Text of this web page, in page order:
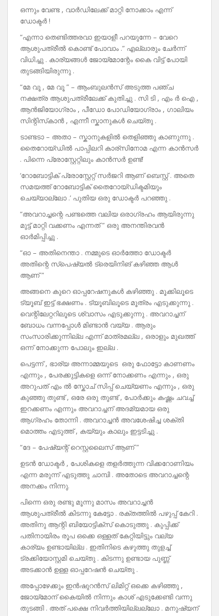
ഒന്നും വേണ്ട , വാർഡിലേക്ക് മാറ്റി നോക്കാം എന്ന്
ഡോക്ടർ !
“എന്നാ തെണ്ടിത്തരവാ ഇയാളീ പറയുന്നേ – വേറെ
ആശുപത്രീൽ കൊണ്ട് പോവാം .” എല്ലാരും ചേർന്ന്
വിധിച്ചു . കാര്യങ്ങൾ ജോയ്മോന്റേം കൈ വിട്ട് പോയി
തുടങ്ങിയിരുന്നു .
“മേ വൂ , മേ വൂ ” – ആംബുലൻസ് അടുത്ത പഞ്ച
നക്ഷത്ര ആശുപത്രീലേക്ക് കുതിച്ചു . സി ടി , എം ർ ഐ ,
ആൻജിയോഗ്രാം , പീഡോ പോഡിയോഗ്രാം , ഗാലിയം
സിന്റിസ്‌കാൻ , എന്നീ സ്കാനുകൾ ചെയ്തു .
ടാണ്ടടാ – അതാ – സ്കാനുകളിൽ തെളിഞ്ഞു കാണുന്നു .
തൈറോയ്‌ഡിൽ പാപ്പിലറി കാര്സിനോമ എന്ന കാൻസർ
. പിന്നെ പ്രോസ്റ്റേറ്റിലും കാൻസർ ഉണ്ട്!
‘റോബോട്ടിക് പ്രോസ്റ്റേറ്റ് സർജറി ആണ് ബെസ്റ്റ് . അതെ
സമയത്ത് റോബോട്ടിക് തൈറോയ്‌ഡിക്ടമിയും
ചെയ്യാല്ലോ .’ പുതിയ ഒരു ഡോക്ടർ പറഞ്ഞു .
“അവറാച്ചന്റെ പണ്ടത്തെ വലിയ ഒരാഗ്രഹം ആയിരുന്നു
മുട്ട് മാറ്റി വക്കണം എന്നത് ” ഒരു അനന്തിരവൻ
ഓർമിപ്പിച്ചു .
“ഓ – അതിനെന്താ . നമ്മുടെ ഓർത്തോ ഡോക്ടർ
അതിന്റെ സ്‌പെഷ്യൽ ട്രെയിനിങ് കഴിഞ്ഞ ആൾ
ആണ് ”
അങ്ങനെ കുറെ ഓപ്പറേഷനുകൾ കഴിഞ്ഞു . മൂക്കിലൂടെ
ട്യൂബ് ഇട്ട് ഭക്ഷണം . ട്യൂബിലൂടെ മൂത്രം എടുക്കുന്നു .
വെന്റിലേറ്ററിലൂടെ ശ്വാസം എടുക്കുന്നു . അവറാച്ചന്
ബോധം വന്നപ്പോൾ മിണ്ടാൻ വയ്യ . ആരും
സംസാരിക്കുന്നില്ല എന്ന് മാത്രമല്ല , ഒരാളും മുഖത്ത്
ഒന്ന് നോക്കുന്ന പോലും ഇല്ല .
പെട്ടന്ന് , ഭാര്യ അന്നാമ്മയുടെ ഒരു ഫോട്ടോ കാണണം
എന്നും , പേരക്കുട്ടികളെ ഒന്ന് നോക്കണം എന്നും , ഒരു
അറുപത് എം ൽ സ്കോച് സിപ്പ് ചെയ്യണം എന്നും , ഒരു
കുഞ്ഞു തുണ്ട് , ഒരേ ഒരു തുണ്ട് , പോർക്കും കഷ്ണം ചവച്ച്
ഇറക്കണം എന്നും അവറാച്ചന് അദമ്യമായ ഒരു
ആഗ്രഹം തോന്നി . അവറാച്ചൻ അവശേഷിച്ച ശക്തി
മൊത്തം എടുത്ത് , കയ്യും കാലും ഇട്ടടിച്ചു .
“ദേ – പേഷ്യന്റ് റെസ്റ്റലൈസ്‌ ആണ് ”
ഉടൻ ഡോക്ടർ , പേശികളെ തളർത്തുന്ന വിക്കറോണിയം
എന്ന മരുന്ന് എടുത്തു ചാമ്പി . അതോടെ അവറാച്ചന്റെ
അനക്കം നിന്നു.
പിന്നെ ഒരു രണ്ടു മൂന്നു മാസം അവറാച്ചൻ
ആശുപത്രീൽ കിടന്നു കേട്ടോ . രക്തത്തിൽ പഴുപ്പ് കേറി .
അതിനു ആന്റി ബിയോട്ടിക്സ് കൊടുത്തു . കുപ്പിക്ക്
പതിനായിരം രൂപ ഒക്കെ ഒള്ളത് കേറ്റിയിട്ടും വല്യ
കാര്യം ഉണ്ടായില്ല . ഇതിനിടെ കഴുത്തു തുളച്ച്
ട്രക്കിയോസ്റ്റമി ചെയ്തു . കിടന്നു ഉണ്ടായ പുണ്ണ്
അടക്കാൻ ഉള്ള ഓപ്പറേഷൻ ചെയ്തു .
അപ്പോഴേക്കും ഇൻഷുറൻസ് ലിമിറ്റ് ഒക്കെ കഴിഞ്ഞു ,
ജോയ്മോന് കൈയിൽ നിന്നും കാശ് എടുക്കേണ്ടി വന്നു
തുടങ്ങി . അത് പക്ഷെ നിവർത്തിയില്ലല്ലോ . മനുഷ്യന്